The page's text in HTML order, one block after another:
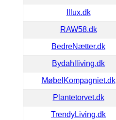
Illux.dk
RAW58.dk
BedreNætter.dk
Bydahlliving.dk
MøbelKompagniet.dk
Plantetorvet.dk
TrendyLiving.dk